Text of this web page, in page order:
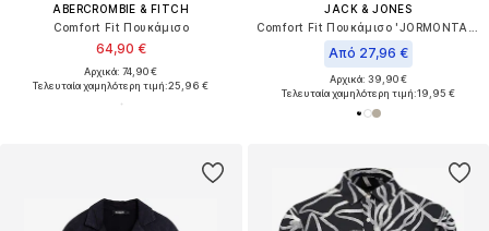
ABERCROMBIE & FITCH
Comfort Fit Πουκάμισο
64,90 €
Αρχικά: 74,90 €
Τελευταία χαμηλότερη τιμή:25,96 €
JACK & JONES
Από 27,96 €
Αρχικά: 39,90 €
Τελευταία χαμηλότερη τιμή:19,95 €